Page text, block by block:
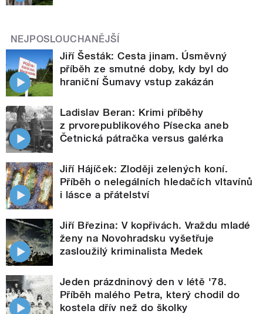
NEJPOSLOUCHANĚJŠÍ
Jiří Šesták: Cesta jinam. Úsměvný
příběh ze smutné doby, kdy byl do
hraniční Šumavy vstup zakázán
Ladislav Beran: Krimi příběhy
z prvorepublikového Písecka aneb
Četnická pátračka versus galérka
Jiří Hájíček: Zloději zelených koní.
Příběh o nelegálních hledačích vltavínů
i lásce a přátelství
Jiří Březina: V kopřivách. Vraždu mladé
ženy na Novohradsku vyšetřuje
zasloužilý kriminalista Medek
Jeden prázdninový den v létě '78.
Příběh malého Petra, který chodil do
kostela dřív než do školky